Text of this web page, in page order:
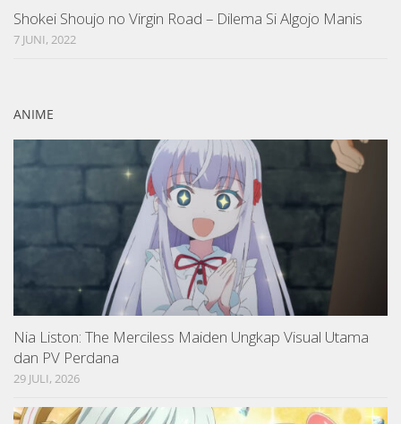
Shokei Shoujo no Virgin Road – Dilema Si Algojo Manis
7 JUNI, 2022
ANIME
Nia Liston: The Merciless Maiden Ungkap Visual Utama
dan PV Perdana
29 JULI, 2026